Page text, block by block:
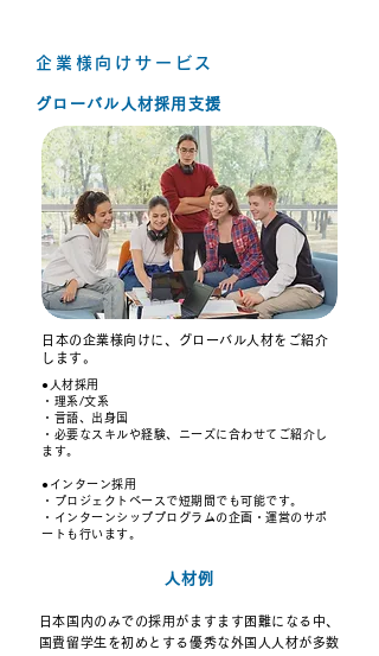
企業様向けサービス
グローバル人材採用支援
日本の企業様向けに、グローバル人材をご紹介
します。
●人材採用
・理系/文系
・言語、出身国
・必要なスキルや経験、ニーズに合わせてご紹介し
ます。
●インターン採用
・プロジェクトベースで短期間でも可能です。
・インターンシッププログラムの企画・運営のサポ
ートも行います。
人材例
日本国内のみでの採用がますます困難になる中、
国費留学生を初めとする優秀な外国人人材が多数